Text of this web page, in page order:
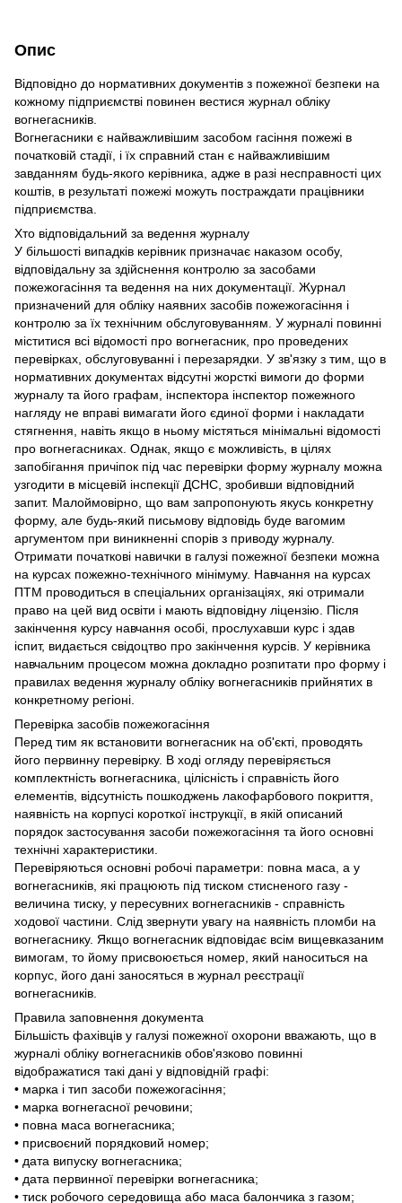
Опис
Відповідно до нормативних документів з пожежної безпеки на
кожному підприємстві повинен вестися журнал обліку
вогнегасників.
Вогнегасники є найважливішим засобом гасіння пожежі в
початковій стадії, і їх справний стан є найважливішим
завданням будь-якого керівника, адже в разі несправності цих
коштів, в результаті пожежі можуть постраждати працівники
підприємства.
Хто відповідальний за ведення журналу
У більшості випадків керівник призначає наказом особу,
відповідальну за здійснення контролю за засобами
пожежогасіння та ведення на них документації. Журнал
призначений для обліку наявних засобів пожежогасіння і
контролю за їх технічним обслуговуванням. У журналі повинні
міститися всі відомості про вогнегасник, про проведених
перевірках, обслуговуванні і перезарядки. У зв'язку з тим, що в
нормативних документах відсутні жорсткі вимоги до форми
журналу та його графам, інспектора інспектор пожежного
нагляду не вправі вимагати його єдиної форми і накладати
стягнення, навіть якщо в ньому містяться мінімальні відомості
про вогнегасниках. Однак, якщо є можливість, в цілях
запобігання причіпок під час перевірки форму журналу можна
узгодити в місцевій інспекції ДСНС, зробивши відповідний
запит. Малоймовірно, що вам запропонують якусь конкретну
форму, але будь-який письмову відповідь буде вагомим
аргументом при виникненні спорів з приводу журналу.
Отримати початкові навички в галузі пожежної безпеки можна
на курсах пожежно-технічного мінімуму. Навчання на курсах
ПТМ проводиться в спеціальних організаціях, які отримали
право на цей вид освіти і мають відповідну ліцензію. Після
закінчення курсу навчання особі, прослухавши курс і здав
іспит, видається свідоцтво про закінчення курсів. У керівника
навчальним процесом можна докладно розпитати про форму і
правилах ведення журналу обліку вогнегасників прийнятих в
конкретному регіоні.
Перевірка засобів пожежогасіння
Перед тим як встановити вогнегасник на об'єкті, проводять
його первинну перевірку. В ході огляду перевіряється
комплектність вогнегасника, цілісність і справність його
елементів, відсутність пошкоджень лакофарбового покриття,
наявність на корпусі короткої інструкції, в якій описаний
порядок застосування засоби пожежогасіння та його основні
технічні характеристики.
Перевіряються основні робочі параметри: повна маса, а у
вогнегасників, які працюють під тиском стисненого газу -
величина тиску, у пересувних вогнегасників - справність
ходової частини. Слід звернути увагу на наявність пломби на
вогнегаснику. Якщо вогнегасник відповідає всім вищевказаним
вимогам, то йому присвоюється номер, який наноситься на
корпус, його дані заносяться в журнал реєстрації
вогнегасників.
Правила заповнення документа
Більшість фахівців у галузі пожежної охорони вважають, що в
журналі обліку вогнегасників обов'язково повинні
відображатися такі дані у відповідній графі:
• марка і тип засоби пожежогасіння;
• марка вогнегасної речовини;
• повна маса вогнегасника;
• присвоєний порядковий номер;
• дата випуску вогнегасника;
• дата первинної перевірки вогнегасника;
• тиск робочого середовища або маса балончика з газом;